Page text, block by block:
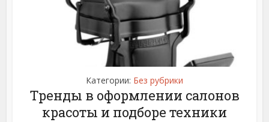
Категории: Без рубрики
Тренды в оформлении салонов
красоты и подборе техники